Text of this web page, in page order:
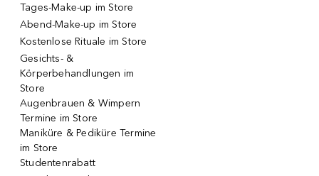
Tages-Make-up im Store
Abend-Make-up im Store
Kostenlose Rituale im Store
Gesichts- &
Körperbehandlungen im
Store
Augenbrauen & Wimpern
Termine im Store
Maniküre & Pediküre Termine
im Store
Studentenrabatt